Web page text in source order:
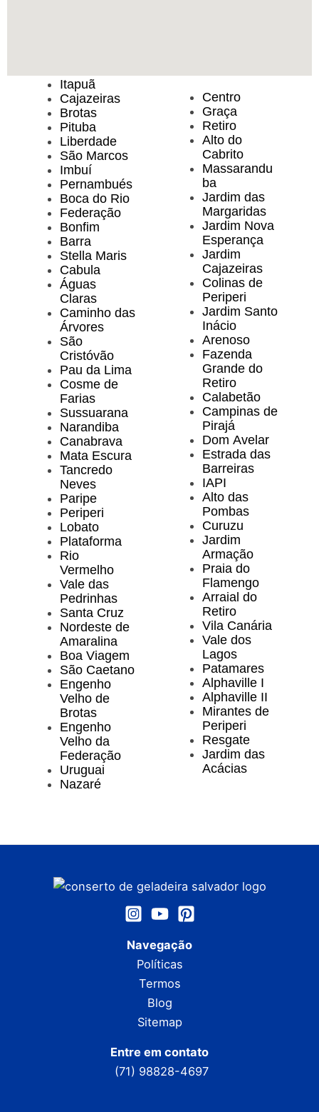
Itapuã
Cajazeiras
Brotas
Pituba
Liberdade
São Marcos
Imbuí
Pernambués
Boca do Rio
Federação
Bonfim
Barra
Stella Maris
Cabula
Águas
Claras
Caminho das
Árvores
São
Cristóvão
Pau da Lima
Cosme de
Farias
Sussuarana
Narandiba
Canabrava
Mata Escura
Tancredo
Neves
Paripe
Periperi
Lobato
Plataforma
Rio
Vermelho
Vale das
Pedrinhas
Santa Cruz
Nordeste de
Amaralina
Boa Viagem
São Caetano
Engenho
Velho de
Brotas
Engenho
Velho da
Federação
Uruguai
Nazaré
Centro
Graça
Retiro
Alto do
Cabrito
Massarandu
ba
Jardim das
Margaridas
Jardim Nova
Esperança
Jardim
Cajazeiras
Colinas de
Periperi
Jardim Santo
Inácio
Arenoso
Fazenda
Grande do
Retiro
Calabetão
Campinas de
Pirajá
Dom Avelar
Estrada das
Barreiras
IAPI
Alto das
Pombas
Curuzu
Jardim
Armação
Praia do
Flamengo
Arraial do
Retiro
Vila Canária
Vale dos
Lagos
Patamares
Alphaville I
Alphaville II
Mirantes de
Periperi
Resgate
Jardim das
Acácias
Navegação
Políticas
Termos
Blog
Sitemap
Entre em contato
(71) 98828-4697